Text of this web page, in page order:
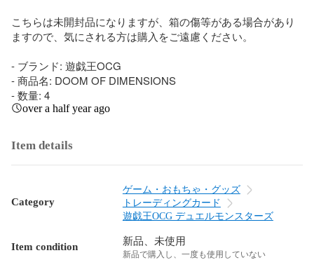
こちらは未開封品になりますが、箱の傷等がある場合があり
ますので、気にされる方は購入をご遠慮ください。
- ブランド: 遊戯王OCG
- 商品名: DOOM OF DIMENSIONS
- 数量: 4
over a half year ago
Item details
Category
ゲーム・おもちゃ・グッズ
トレーディングカード
遊戯王OCG デュエルモンスターズ
Item condition 新品、未使用
新品で購入し、一度も使用していない